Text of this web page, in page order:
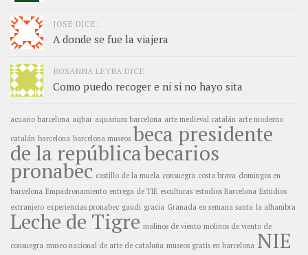
JOSE DICE:
A donde se fue la viajera
ROSANNA LEYBA DICE:
Como puedo recoger e ni si no hayo sita
acuario barcelona aqbar aquarium barcelona arte medieval catalán arte moderno
catalán barcelona barcelona museos beca presidente
de la repúblicabecarios
pronabec castillo de la muela consuegra costa brava domingos en
barcelona Empadronamiento entrega de TIE esculturas estudios Barcelona Estudios
extranjero experiencias pronabec gaudi gracia Granada en semana santa la alhambra
Leche de Tigre molinos de viento molinos de viento de
consuegra museo nacional de arte de cataluña museos gratis en barcelona NIE